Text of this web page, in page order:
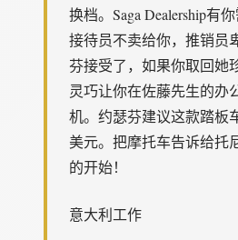
换档。Saga Dealership有
接待员不卖给你，推销员
芬接受了，如果你取回她
灵巧让你在佐藤先生的办
机。约瑟芬建议这款踏板
美元。把摩托车告诉给托
的开始！
意大利工作